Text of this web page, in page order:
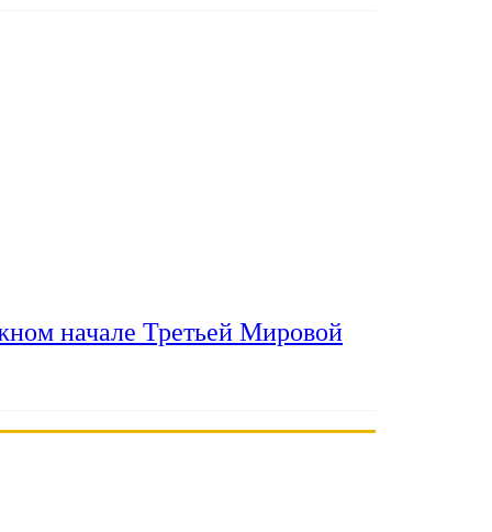
начале Третьей Мировой